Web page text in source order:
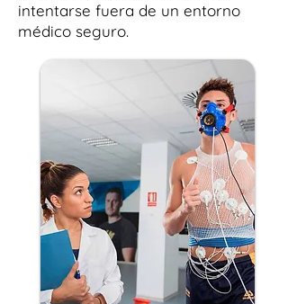
intentarse fuera de un entorno
médico seguro.